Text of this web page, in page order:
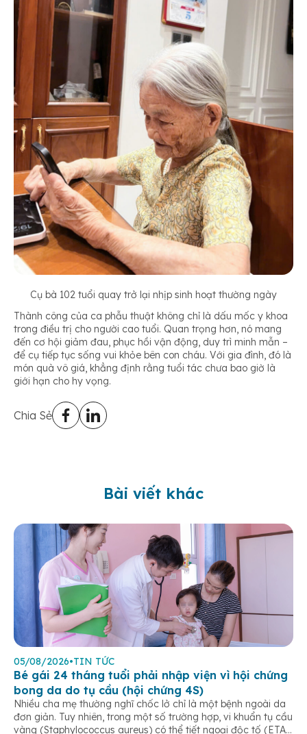
Cụ bà 102 tuổi quay trở lại nhịp sinh hoạt thường ngày
Thành công của ca phẫu thuật không chỉ là dấu mốc y khoa
trong điều trị cho người cao tuổi. Quan trọng hơn, nó mang
đến cơ hội giảm đau, phục hồi vận động, duy trì minh mẫn –
để cụ tiếp tục sống vui khỏe bên con cháu. Với gia đình, đó là
món quà vô giá, khẳng định rằng tuổi tác chưa bao giờ là
giới hạn cho hy vọng.
Chia Sẻ
Bài viết khác
05/08/2026•TIN TỨC
Bé gái 24 tháng tuổi phải nhập viện vì hội chứng
bong da do tụ cầu (hội chứng 4S)
Nhiều cha mẹ thường nghĩ chốc lở chỉ là một bệnh ngoài da
đơn giản. Tuy nhiên, trong một số trường hợp, vi khuẩn tụ cầu
vàng (Staphylococcus aureus) có thể tiết ngoại độc tố (ETA